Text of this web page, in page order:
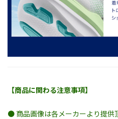
【商品に関わる注意事項】
● 商品画像は各メーカーより提供